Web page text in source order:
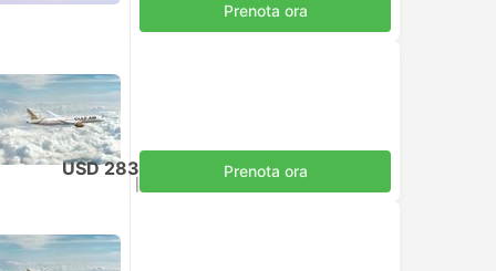
Prenota ora
USD 283 Prenota ora